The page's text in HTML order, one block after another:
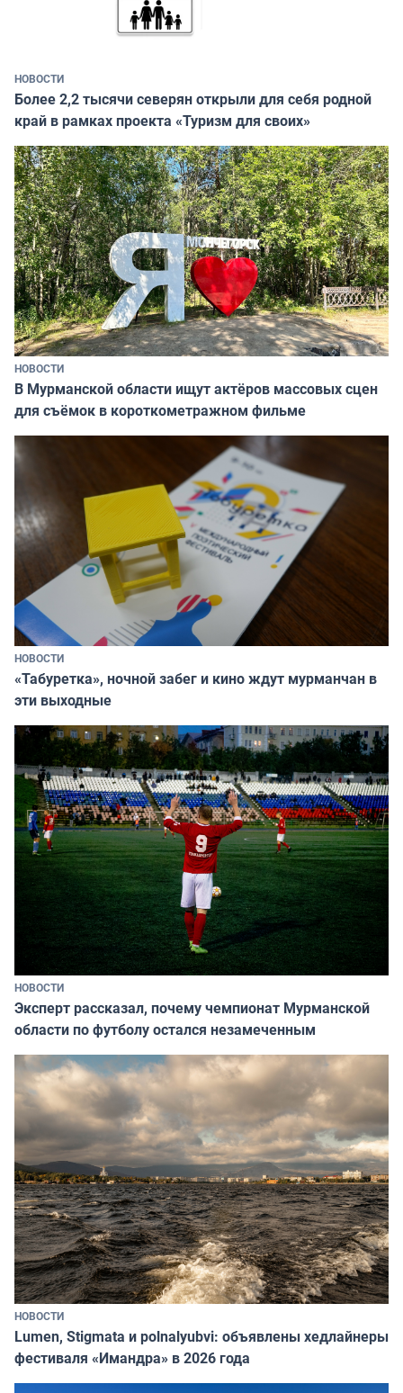
НОВОСТИ
Более 2,2 тысячи северян открыли для себя родной
край в рамках проекта «Туризм для своих»
НОВОСТИ
В Мурманской области ищут актёров массовых сцен
для съёмок в короткометражном фильме
НОВОСТИ
«Табуретка», ночной забег и кино ждут мурманчан в
эти выходные
НОВОСТИ
Эксперт рассказал, почему чемпионат Мурманской
области по футболу остался незамеченным
НОВОСТИ
Lumen, Stigmata и polnalyubvi: объявлены хедлайнеры
фестиваля «Имандра» в 2026 года